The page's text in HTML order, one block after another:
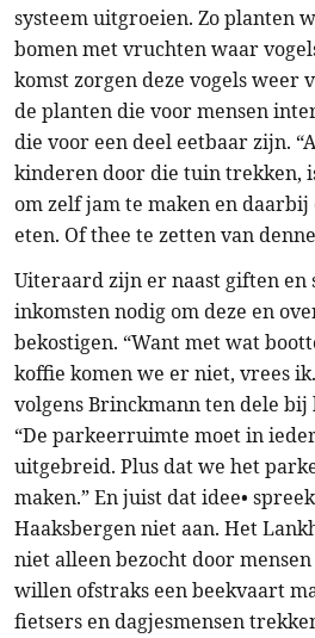
systeem uitgroeien. Zo planten
bomen met vruchten waar
komst zorgen deze vogels weer
de planten die voor mensen
die voor een deel eetbaar zijn.
kinderen door die tuin trekken,
om zelf jam te maken en
eten. Of thee te zetten van
Uiteraard zijn er naast giften en
inkomsten nodig om deze en
bekostigen. “Want met wat
koffie komen we er niet, vrees
volgens Brinckmann ten dele
“De parkeerruimte moet in
uitgebreid. Plus dat we het
maken.” En juist dat idee•
Haaksbergen niet aan. Het
niet alleen bezocht door
willen ofstraks een beekvaart
fietsers en dagjesmensen